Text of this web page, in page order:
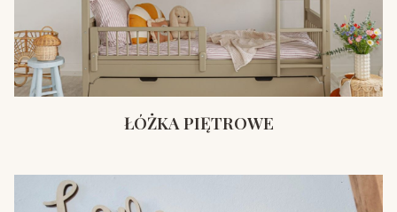
ŁÓŻKA PIĘTROWE